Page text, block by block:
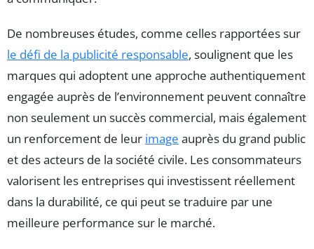
De nombreuses études, comme celles rapportées sur
le défi de la publicité responsable, soulignent que les
marques qui adoptent une approche authentiquement
engagée auprès de l’environnement peuvent connaître
non seulement un succès commercial, mais également
un renforcement de leur image auprès du grand public
et des acteurs de la société civile. Les consommateurs
valorisent les entreprises qui investissent réellement
dans la durabilité, ce qui peut se traduire par une
meilleure performance sur le marché.